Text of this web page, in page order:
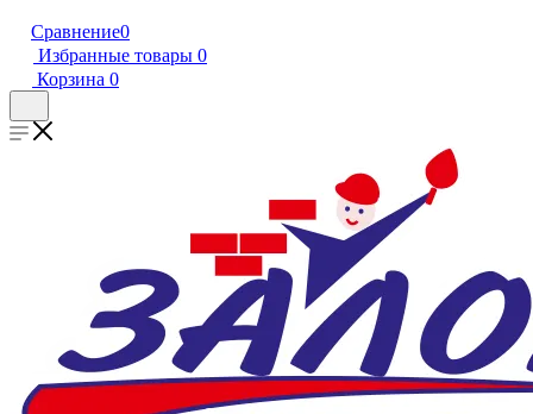
Сравнение0
Избранные товары 0
Корзина 0